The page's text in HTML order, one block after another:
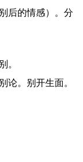
。
论。别开生面。